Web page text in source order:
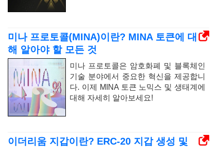
미나 프로토콜(MINA)이란? MINA 토큰에 대
해 알아야 할 모든 것
미나 프로토콜은 암호화폐 및 블록체인
기술 분야에서 중요한 혁신을 제공합니
다. 이제 MINA 토큰 노믹스 및 생태계에
대해 자세히 알아보세요!
이더리움 지갑이란? ERC-20 지갑 생성 및